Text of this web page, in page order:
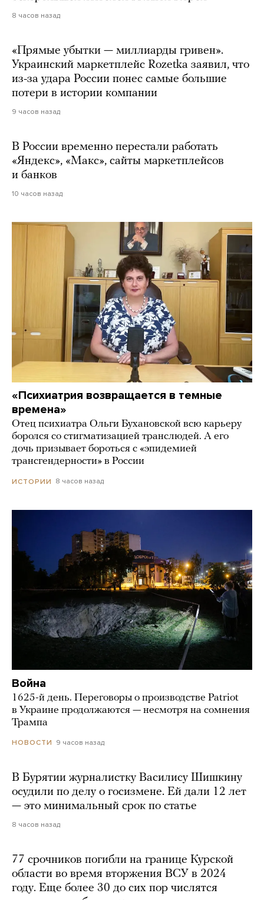
8 часов назад
«Прямые убытки — миллиарды гривен».
Украинский маркетплейс Rozetka заявил, что
из-за удара России понес самые большие
потери в истории компании
9 часов назад
В России временно перестали работать
«Яндекс», «Макс», сайты маркетплейсов
и банков
10 часов назад
«Психиатрия возвращается в темные
времена»
Отец психиатра Ольги Бухановской всю карьеру
боролся со стигматизацией транслюдей. А его
дочь призывает бороться с «эпидемией
трансгендерности» в России
ИСТОРИИ 8 часов назад
Война
1625-й день. Переговоры о производстве Patriot
в Украине продолжаются — несмотря на сомнения
Трампа
НОВОСТИ 9 часов назад
В Бурятии журналистку Василису Шишкину
осудили по делу о госизмене. Ей дали 12 лет
— это минимальный срок по статье
8 часов назад
77 срочников погибли на границе Курской
области во время вторжения ВСУ в 2024
году. Еще более 30 до сих пор числятся